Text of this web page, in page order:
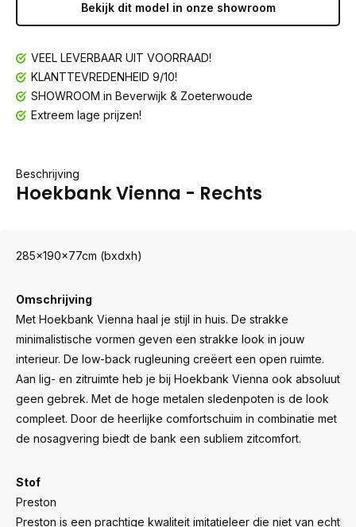
Bekijk dit model in onze showroom
VEEL LEVERBAAR UIT VOORRAAD!
KLANTTEVREDENHEID 9/10!
SHOWROOM in Beverwijk & Zoeterwoude
Extreem lage prijzen!
Beschrijving
Hoekbank Vienna - Rechts
285x190x77cm (bxdxh)
Omschrijving
Met Hoekbank Vienna haal je stijl in huis. De strakke
minimalistische vormen geven een strakke look in jouw
interieur. De low-back rugleuning creëert een open ruimte.
Aan lig- en zitruimte heb je bij Hoekbank Vienna ook absoluut
geen gebrek. Met de hoge metalen sledenpoten is de look
compleet. Door de heerlijke comfortschuim in combinatie met
de nosagvering biedt de bank een subliem zitcomfort.
Stof
Preston
Preston is een prachtige kwaliteit imitatieleer die niet van echt